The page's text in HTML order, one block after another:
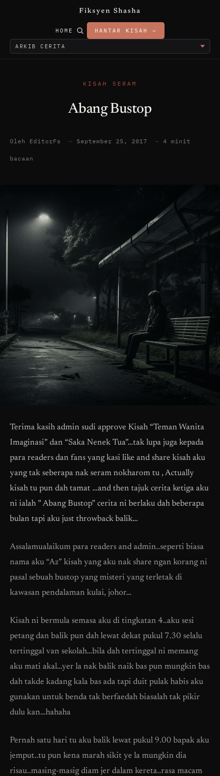
Fiksyen Shasha
HOME HANTAR KISAH →
KISAH SERAM
Abang Bustop
Oleh EditorFs — September 25, 2017 — 4 minit
bacaan
Terima kasih admin sudi approve Kisah “Teman Wanita
Imaginasi” dan “Saka Nenek Tua”…tak lupa juga kepada
para readers dan fans yang kasi like and share kisah aku
yang tak seberapa nak seram nokharom tu , Actually
kisah tu pun dah tamat …and then tajuk cerita ketiga aku
ni ialah ” Abang Bustop” cerita ni berlaku dah beberapa
bulan tapi aku just throwback balik…
Assalamualaikum para readers and admin..seperti biasa
nama aku “Az” kisah yang aku nak share ngan korang ni
pasal sebuah bustop yang misteri yang terletak di
kawasan pendalaman kulai, johor…
Kisah ni bermula semasa aku di tingkatan 4..aku sesi
petang dan balik pun dah lewat dekat pukul 7.30 selalu
tertinggal van sekolah…bila dah tertinggal ni memang
aku mati akal…yer la nak balik naik bas pun mungkin bas
dah takde kadang kala bas ada tapi duit pulak habis aku
gunakan untuk benda tak berfaedah biasalah tak pikir
dulu kan…hahaha
Pernah satu hari tu aku balik lewat pukul 9.00 bapak aku
jemput..tu pun kena marah sikit ye la mungkin dia
risau..masing-masig diam jer dalam kereta..rasa macam